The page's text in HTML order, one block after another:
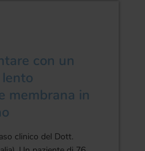
con un
membrana in
clinico del Dott.